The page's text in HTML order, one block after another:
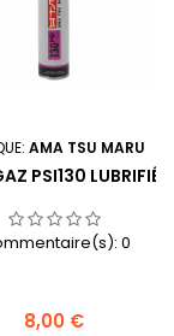
AMA TSU MARU
PSI130 LUBRIFIÉ
0
Prix
8,00 €